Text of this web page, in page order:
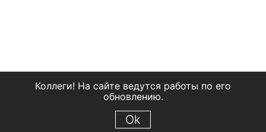
Коллеги! На сайте ведутся работы по его
обновлению.
Ok